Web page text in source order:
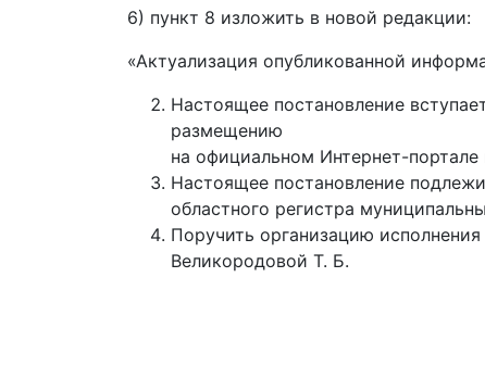
6) пункт 8 изложить в новой редакции:
«Актуализация опубликованной
Настоящее постановление
размещению
на официальном Интернет-портале
Настоящее постановление
областного регистра
Поручить организацию
Великородовой Т. Б.